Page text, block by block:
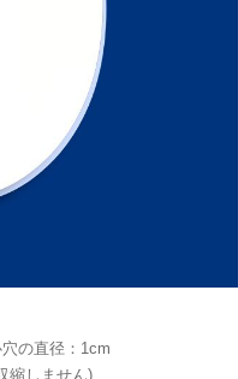
の直径：1cm
縮しません)